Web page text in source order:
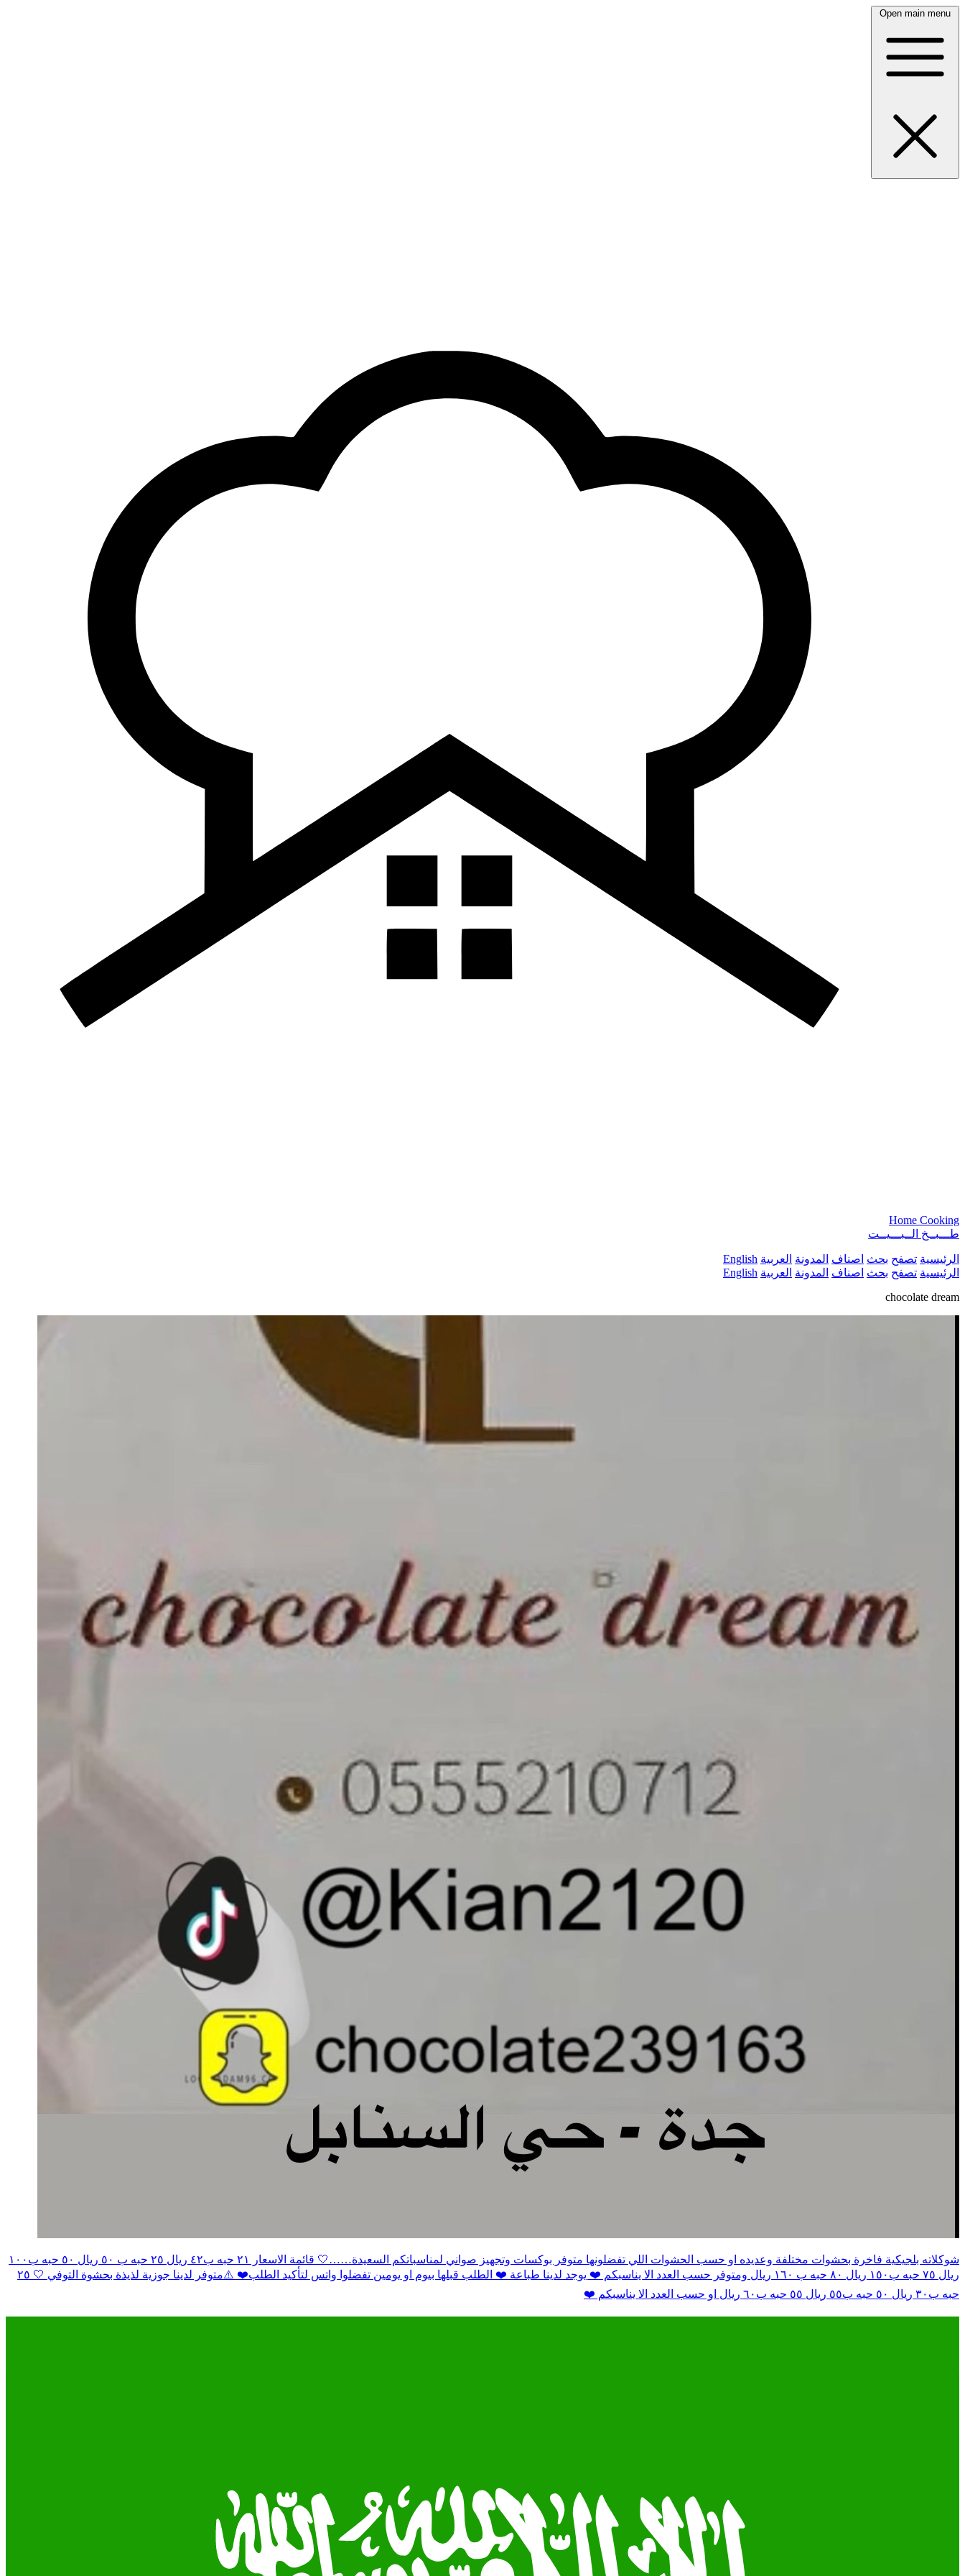
Open main menu
Home Cooking
طـــبــخ الــبـــيــت
الرئيسية تصفح بحث اصناف المدونة العربية English
الرئيسية تصفح بحث اصناف المدونة العربية English
chocolate dream
شوكلاته بلجيكية فاخرة بحشوات مختلفة وعديده او حسب الحشوات اللي تفضلونها متوفر بوكسات وتجهيز صواني لمناسباتكم السعيدة……🤍 قائمة الاسعار ٢١ حبه ب٤٢ ريال ٢٥ حبه ب ٥٠ ريال ٥٠ حبه ب١٠٠
ريال ٧٥ حبه ب١٥٠ ريال ٨٠ حبه ب ١٦٠ ريال ومتوفر حسب العدد الا يناسبكم ❤️ يوجد لدينا طباعة ❤️ الطلب قبلها بيوم او يومين تفضلوا واتس لتأكيد الطلب❤️ ⚠️متوفر لدينا جوزية لذيذة بحشوة التوفي 🤍 ٢٥
حبه ب٣٠ ريال ٥٠ حبه ب٥٥ ريال ٥٥ حبه ب٦٠ ريال او حسب العدد الا يناسبكم ❤️